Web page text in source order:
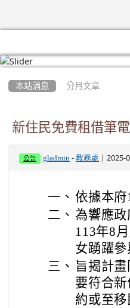
本站消息 分月文章
新住民免費租借筆
公告 gladmin -教務處 | 2025-
一、 依據本
二、 為響應
113年8
女踴躍
三、 旨揭計
要符合
約或至